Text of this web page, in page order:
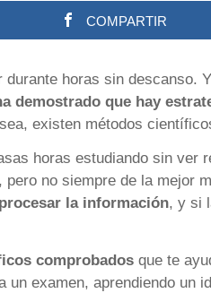
COMPARTIR
horas sin descanso.
demostrado que hay
existen métodos
horas estudiando sin ver
no siempre de la mejor
la información, y si
comprobados que te
un examen, aprendiendo un